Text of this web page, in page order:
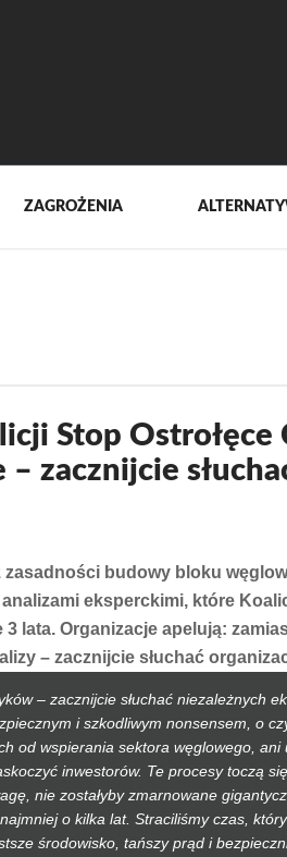
ZAGROŻENIA
Stop Ostrołęce
– zacznijcie
budowy bloku
eksperckimi, które
3 lata. Organizacje apelują:
– zacznijcie słuchać
– zacznijcie słuchać niezależnych
i szkodliwym nonsensem, o
od wspierania sektora węglowego,
inwestorów. Te procesy toczą
nie zostałyby zmarnowane
o kilka lat. Straciliśmy czas,
środowisko, tańszy prąd i